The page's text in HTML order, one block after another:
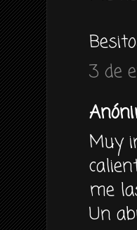
3 de
Muy
me
Un